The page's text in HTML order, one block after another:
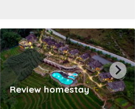
Review homestay